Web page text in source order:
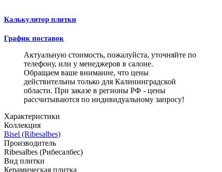
Калькулятор плитки
График поставок
Актуальную стоимость, пожалуйста, уточняйте по
телефону, или у менеджеров в салоне.
Обращаем ваше внимание, что цены
действительны только для Калининградской
области. При заказе в регионы РФ - цены
рассчитываются по индивидуальному запросу!
Характеристики
Коллекция
Bisel (Ribesalbes)
Производитель
Ribesalbes (Рибесалбес)
Вид плитки
Керамическая плитка